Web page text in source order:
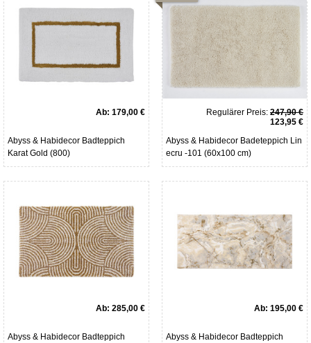
Ab: 179,00 €
Abyss & Habidecor Badteppich
Karat Gold (800)
Regulärer Preis: 247,90 €
123,95 €
Abyss & Habidecor Badeteppich Lin
ecru -101 (60x100 cm)
Ab: 285,00 €
Abyss & Habidecor Badteppich
Ab: 195,00 €
Abyss & Habidecor Badteppich